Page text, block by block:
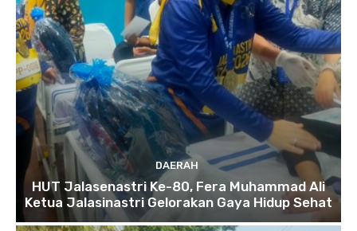
DAERAH
HUT Jalasenastri Ke-80, Fera Muhammad Ali
Ketua Jalasinastri Gelorakan Gaya Hidup Sehat